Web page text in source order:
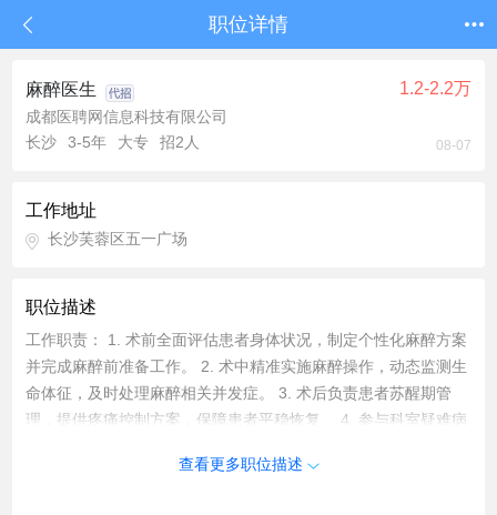
职位详情
麻醉医生 1.2-2.2万
成都医聘网信息科技有限公司
长沙
3-5年 大专 招2人 08-07
工作地址
长沙芙蓉区五一广场
职位描述
工作职责： 1. 术前全面评估患者身体状况，制定个性化麻醉方案
并完成麻醉前准备工作。 2. 术中精准实施麻醉操作，动态监测生
命体征，及时处理麻醉相关并发症。 3. 术后负责患者苏醒期管
理，提供疼痛控制方案，保障患者平稳恢复。 4. 参与科室疑难病
关专业，持有《医师资格证书》及《医师执业证书》。 2. 具备麻
查看更多职位描述